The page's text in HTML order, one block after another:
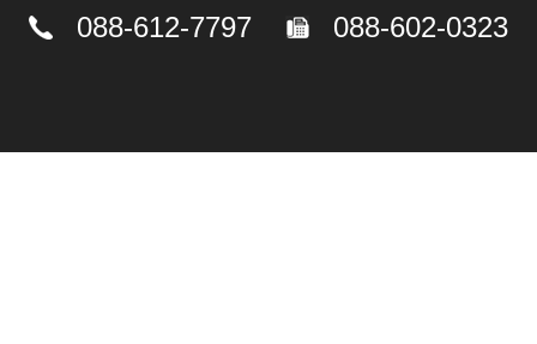
088-612-7797 088-602-0323